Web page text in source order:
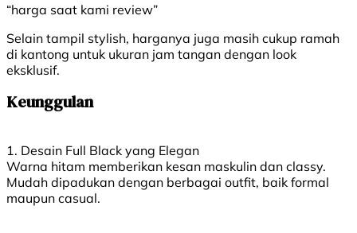
“harga saat kami review”
Selain tampil stylish, harganya juga masih cukup ramah
di kantong untuk ukuran jam tangan dengan look
eksklusif.
Keunggulan
1. Desain Full Black yang Elegan
Warna hitam memberikan kesan maskulin dan classy.
Mudah dipadukan dengan berbagai outfit, baik formal
maupun casual.